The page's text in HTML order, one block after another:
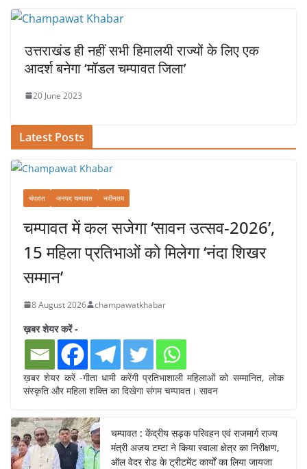
उत्तराखंड ही नहीं सभी हिमालयी राज्यों के लिए एक
आदर्श बनेगा ‘मॉडल चम्पावत जिला’
20 June 2023
Latest Posts
चंपावत जनपद चम्पावत नवीनतम
चम्पावत में कल सजेगा ‘सावन उत्सव-2026’,
15 महिला प्रतिभाओं को मिलेगा ‘नंदा शिखर
सम्मान’
8 August 2026 champawatkhabar
ख़बर शेयर करें -
ख़बर शेयर करें -गीता धामी करेंगी प्रतिभाशाली महिलाओं को सम्मानित, लोक
संस्कृति और महिला शक्ति का दिखेगा संगम चम्पावत। सावन
चम्पावत : केंद्रीय सड़क परिवहन एवं राजमार्ग राज्य
मंत्री अजय टम्टा ने किया स्वाला क्षेत्र का निरीक्षण,
ऑल वेदर रोड के ट्रीटमेंट कार्यों का लिया जायजा